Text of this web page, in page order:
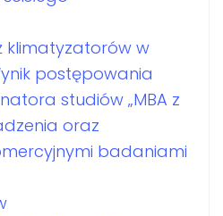
klimatyzatorów w
postępowania
studiów „MBA z
oraz
badaniami